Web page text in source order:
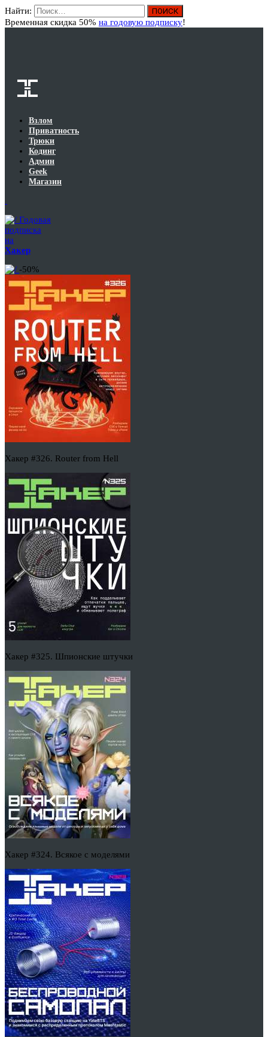
Найти:
Временная скидка 50% на годовую подписку!
Взлом
Приватность
Трюки
Кодинг
Админ
Geek
Магазин
Годовая
подписка
на
Хакер
-50%
Хакер #326. Router from Hell
Хакер #325. Шпионские штучки
Хакер #324. Всякое с моделями